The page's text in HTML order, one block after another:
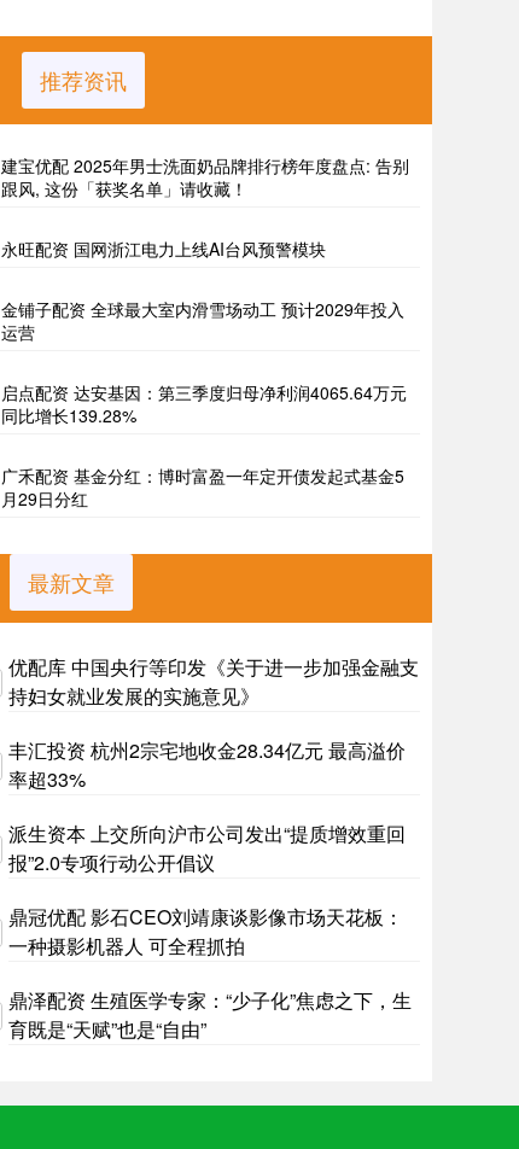
推荐资讯
建宝优配 2025年男士洗面奶品牌排行榜年度盘点: 告别
跟风, 这份「获奖名单」请收藏！
永旺配资 国网浙江电力上线AI台风预警模块
金铺子配资 全球最大室内滑雪场动工 预计2029年投入
运营
启点配资 达安基因：第三季度归母净利润4065.64万元
同比增长139.28%
广禾配资 基金分红：博时富盈一年定开债发起式基金5
月29日分红
最新文章
优配库 中国央行等印发《关于进一步加强金融支
持妇女就业发展的实施意见》
丰汇投资 杭州2宗宅地收金28.34亿元 最高溢价
率超33%
派生资本 上交所向沪市公司发出“提质增效重回
报”2.0专项行动公开倡议
鼎冠优配 影石CEO刘靖康谈影像市场天花板：
一种摄影机器人 可全程抓拍
鼎泽配资 生殖医学专家：“少子化”焦虑之下，生
育既是“天赋”也是“自由”